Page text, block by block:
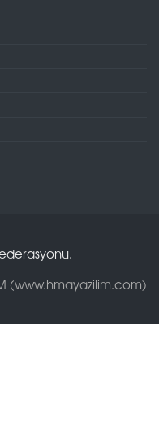
(www.hmayazilim.com)